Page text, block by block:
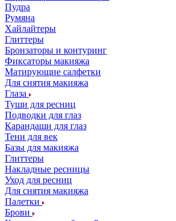
Пудра
Румяна
Хайлайтеры
Глиттеры
Бронзаторы и контуринг
Фиксаторы макияжа
Матирующие салфетки
Для снятия макияжа
Глаза
Туши для ресниц
Подводки для глаз
Карандаши для глаз
Тени для век
Базы для макияжа
Глиттеры
Накладные ресницы
Уход для ресниц
Для снятия макияжа
Палетки
Брови